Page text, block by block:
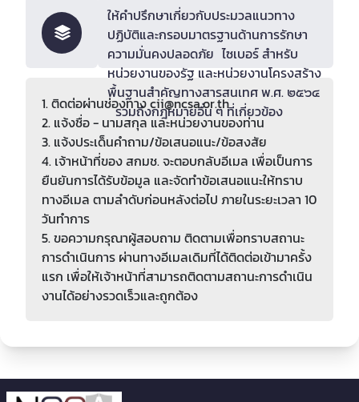
มาตรฐานการรักษาความมั่นคงปลอดภัย
สำหรับเว็บไซต์
แบบฟอร์ม ค สำหรับดำเนินการตามมาตรฐาน
ความมั่นคงปลอดภัยสำหรับเว็บไซต์
แนวทางการแจ้งหรือรายงานเหตุการณ์ภัย
คุกคามทางไซเบอร์ ตามประกาศมาตรา ๕๗
หรือ ๕๘ แห่งพระราชบัญญัติการรักษาความ
มั่นคงปลอดภัยไซเบอร์ พ.ศ. ๒๕๖๒
แนวทางการยกระดับ ดัชนีด้านความมั่นคง
ปลอดภัยไซเบอร์ (Global Cybersecurity
Index: GCI) ของสหภาพโทรคมนาคมระหว่าง
ประเทศ (ITU) สำหรับประเทศไทย ระยะ 3 ปี
(พ.ศ. 2568-2570)
กฎหมาย ข้อบังคับ และประกาศของสำนักงาน
เว็บไซต์ (Website Security Guideline)
CYBER EXERCISE 2025)
หนังสือการฝึกเพื่อทดสอบขีดความสามารถ
ทางไซเบอร์ (THAILAND'S NATIONAL
CYBER EXERCISE 2024)
หนังสือการฝึกเพื่อทดสอบขีดความสามารถ
ทางไซเบอร์ (THAILAND'S NATIONAL
CYBER EXERCISE 2023)
ช่องทางอิเล็กทรอนิกส์สำหรับติดต่อ
สำนักงานคณะกรรมการการรักษาความมั่นคง
ปลอดภัยไซเบอร์แห่งชาติ พ.ศ. 2565
เอกสารการประชุมเตรียมความพร้อมเป็น
หน่วยงานควบคุมหรือกำกับดูแล หน่วยงาน
ของรัฐ และหน่วยงานโครงสร้างพื้นฐาน
สำคัญทางสารสนเทศ ตามผลการประชุม
หนังสือการฝึกเพื่อทดสอบขีดความสามารถ
ให้คำปรึกษาเกี่ยวกับประมวลแนวทาง
ปฏิบัติและกรอบมาตรฐานด้านการรักษา
ความมั่นคงปลอดภัย ไซเบอร์ สำหรับ
หน่วยงานของรัฐ และหน่วยงานโครงสร้าง
พื้นฐานสำคัญทางสารสนเทศ พ.ศ. ๒๕๖๔
รวมถึงกฎหมายอื่น ๆ ที่เกี่ยวข้อง
1. ติดต่อผ่านช่องทางcii@ncsa.or.th
2. แจ้งชื่อ - นามสกุล และหน่วยงานของท่าน
3. แจ้งประเด็นคำถาม/ข้อเสนอแนะ/ข้อสงสัย
4. เจ้าหน้าที่ของ สกมช. จะตอบกลับอีเมล เพื่อเป็นการ
ยืนยันการได้รับข้อมูล และจัดทำข้อเสนอแนะให้ทราบ
ทางอีเมล ตามลำดับก่อนหลังต่อไป ภายในระยะเวลา 10
วันทำการ
5. ขอความกรุณาผู้สอบถาม ติดตามเพื่อทราบสถานะ
การดำเนินการ ผ่านทางอีเมลเดิมที่ได้ติดต่อเข้ามาครั้ง
แรก เพื่อให้เจ้าหน้าที่สามารถติดตามสถานะการดำเนิน
งานได้อย่างรวดเร็วและถูกต้อง